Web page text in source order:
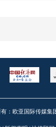
：欧亚国际传媒集